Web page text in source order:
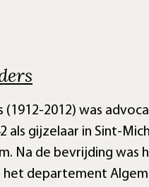
(1912-2012) was
als gijzelaar in Sint-
Na de bevrijding was
het departement